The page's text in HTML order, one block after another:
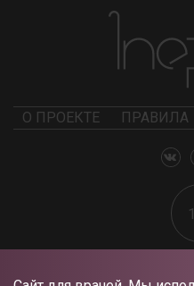
О ПРОЕКТЕ ПРАВИЛА